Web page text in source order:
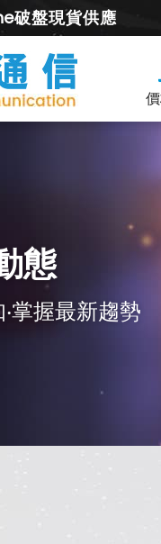
破盤現貨供應
態
掌握最新趨勢